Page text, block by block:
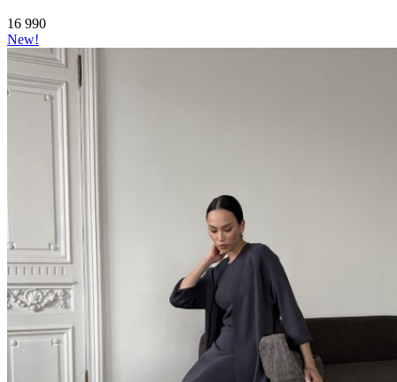
16 990
New!